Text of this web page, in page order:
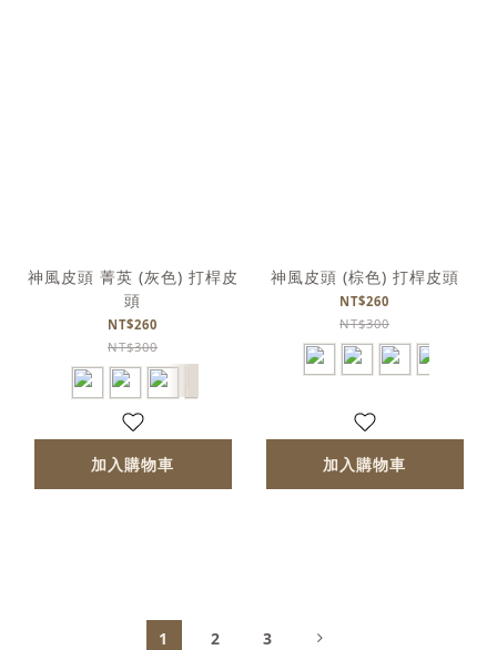
神風皮頭 菁英 (灰色) 打桿皮
頭
NT$260
NT$300
加入購物車
神風皮頭 (棕色) 打桿皮頭
NT$260
NT$300
加入購物車
1 2 3